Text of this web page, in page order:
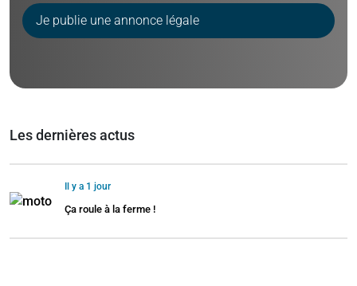
Je publie une annonce légale
Les dernières actus
Il y a 1 jour
Ça roule à la ferme !